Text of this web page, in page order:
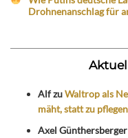
Drohnenanschlag für
AlfzuWaltrop als
mäht, statt zu pflegen
Axel Günthersberger